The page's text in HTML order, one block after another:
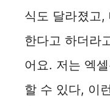
식도 달라졌고,
한다고 하더라
어요. 저는 엑
할 수 있다, 이